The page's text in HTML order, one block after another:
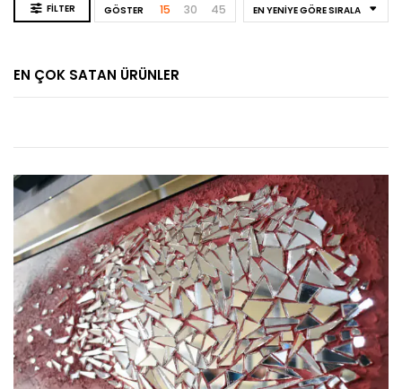
FILTER EN YENIYE GÖRE SIRALA
GÖSTER 15 30 45
EN ÇOK SATAN ÜRÜNLER